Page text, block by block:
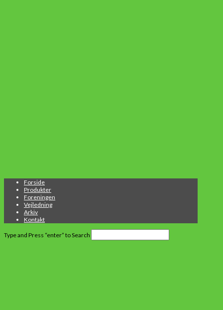
Forside
Produkter
Foreningen
Vejledning
Arkiv
Kontakt
Type and Press “enter” to Search